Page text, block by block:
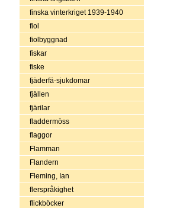
finska vinterkriget 1939-1940
fiol
fiolbyggnad
fiskar
fiske
fjäderfä-sjukdomar
fjällen
fjärilar
fladdermöss
flaggor
Flamman
Flandern
Fleming, Ian
flerspråkighet
flickböcker